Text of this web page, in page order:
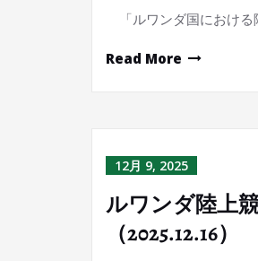
「ルワンダ国における
Read More
12月 9, 2025
ルワンダ陸上
（2025.12.16）